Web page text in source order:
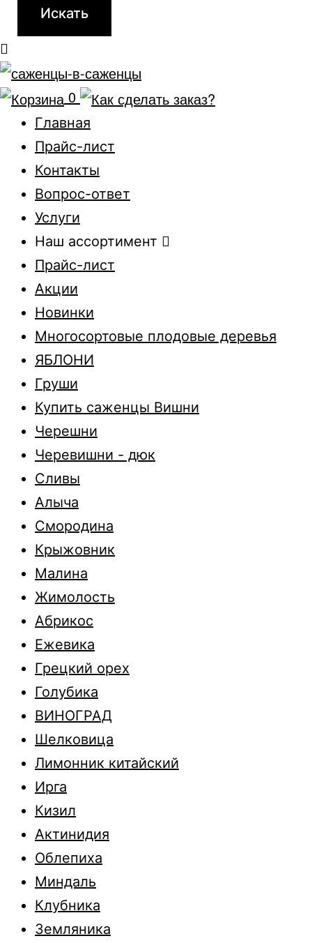
0
Главная
Прайс-лист
Контакты
Вопрос-ответ
Услуги
Наш ассортимент
Прайс-лист
Акции
Новинки
Многосортовые плодовые деревья
ЯБЛОНИ
Груши
Купить саженцы Вишни
Черешни
Черевишни - дюк
Сливы
Алыча
Смородина
Крыжовник
Малина
Жимолость
Абрикос
Ежевика
Грецкий орех
Голубика
ВИНОГРАД
Шелковица
Лимонник китайский
Ирга
Кизил
Актинидия
Облепиха
Миндаль
Клубника
Земляника